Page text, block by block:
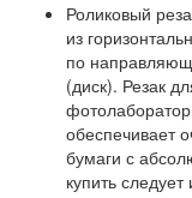
Роликовый
из
по
(диск). Резак
обеспечивает
бумаги с
купить